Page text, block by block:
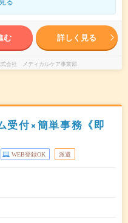
む 詳しく見る
式会社 メディカルケア事業部
受付×簡単事務《即
WEB登録OK 派遣